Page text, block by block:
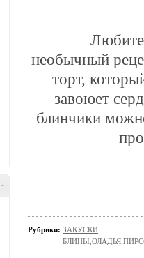
-
	Любителям картофеля непременно понравится этот
необычный
торт,
завоюет
блинчики
Рубрики: ЗАКУСКИ